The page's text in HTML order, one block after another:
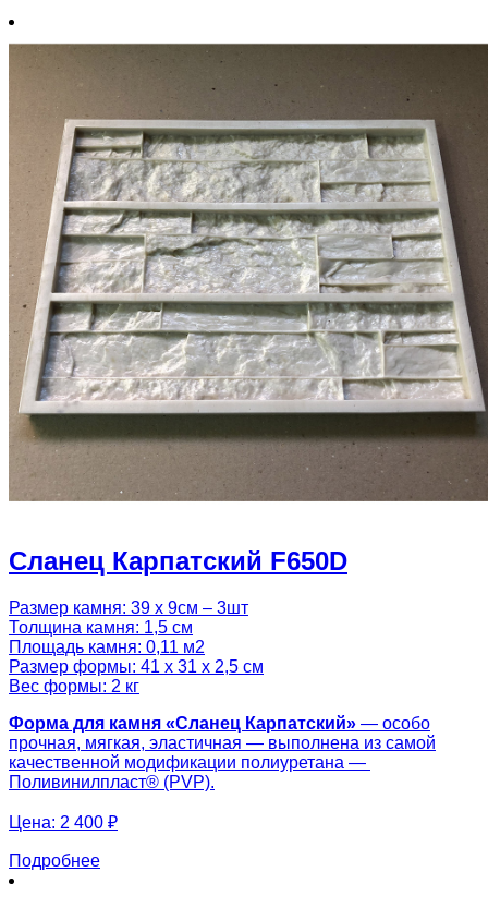
Сланец Карпатский F650D
Размер камня: 39 х 9см – 3шт
Толщина камня: 1,5 см
Площадь камня: 0,11 м2
Размер формы: 41 х 31 х 2,5 см
Вес формы: 2 кг
Форма для камня «Сланец Карпатский» — особо
прочная, мягкая, эластичная — выполнена из самой
качественной модификации полиуретана —
Поливинилпласт® (PVP).
Цена: 2 400 ₽
Подробнее